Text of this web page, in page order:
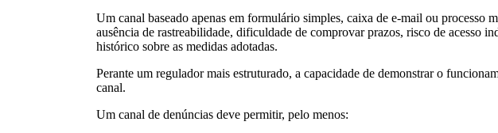
Um canal baseado apenas em formulário simples, caixa de e-mail ou processo
ausência de rastreabilidade, dificuldade de comprovar prazos, risco de acesso
histórico sobre as medidas adotadas.
Perante um regulador mais estruturado, a capacidade de demonstrar o
canal.
Um canal de denúncias deve permitir, pelo menos: